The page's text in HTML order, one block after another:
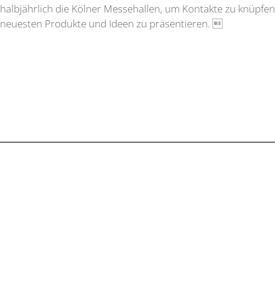
halbjährlich die Kölner Messehallen, um Kontakte zu
neuesten Produkte und Ideen zu präsentieren. 